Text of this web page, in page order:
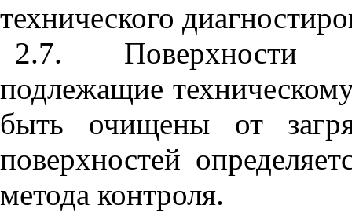
технического
2.7. Поверхности
подлежащие
быть очищены от
поверхностей
метода контроля.